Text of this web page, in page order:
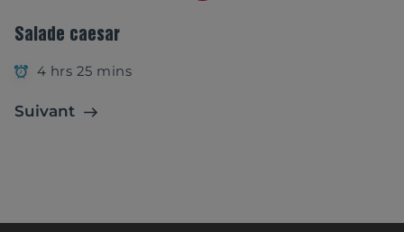
Salade caesar
4 hrs 25 mins
Suivant